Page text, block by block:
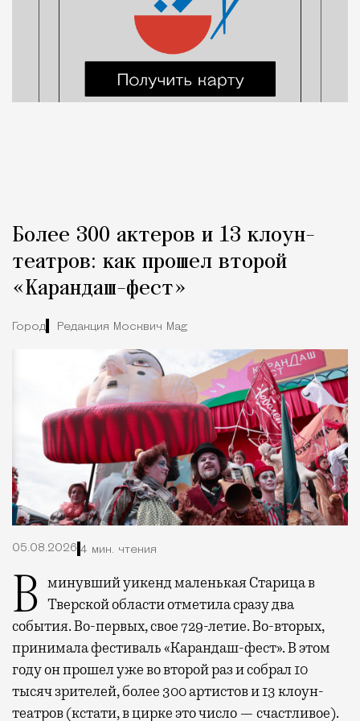
Более 300 актеров и 13 клоун-
театров: как прошел второй
«Карандаш-фест»
Город Редакция Москвич Mag
05.08.2026 4 мин. чтения
В минувший уикенд маленькая Старица в Тверской области отметила сразу два
события. Во-первых, свое 729-летие. Во-вторых,
принимала фестиваль «Карандаш-фест». В этом
году он прошел уже во второй раз и собрал 10
тысяч зрителей, более 300 артистов и 13 клоун-
театров (кстати, в цирке это число — счастливое).